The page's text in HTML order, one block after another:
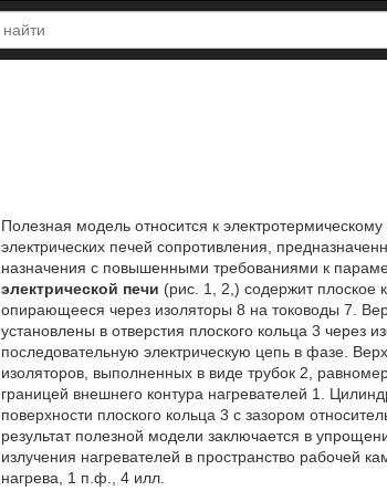
Полезная модель относится к
электрических печей сопротивления,
назначения с повышенными требованиями к
электрической печи (рис. 1, 2,) содержит плоское
опирающееся через изоляторы 8 на тоководы 7.
установлены в отверстия плоского кольца 3 через
последовательную электрическую цепь в фазе.
изоляторов, выполненных в виде трубок 2,
границей внешнего контура нагревателей 1.
поверхности плоского кольца 3 с зазором
результат полезной модели заключается в
излучения нагревателей в пространство рабочей
нагрева, 1 п.ф., 4 илл.